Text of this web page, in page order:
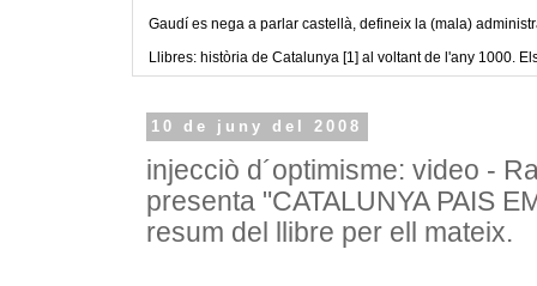
Gaudí es nega a parlar castellà, defineix la (mala)
Llibres: història de Catalunya [1] al voltant de l'any 1000.
10 de juny del 2008
injecciò d´optimisme: video -
presenta "CATALUNYA PAIS
resum del llibre per ell mateix.